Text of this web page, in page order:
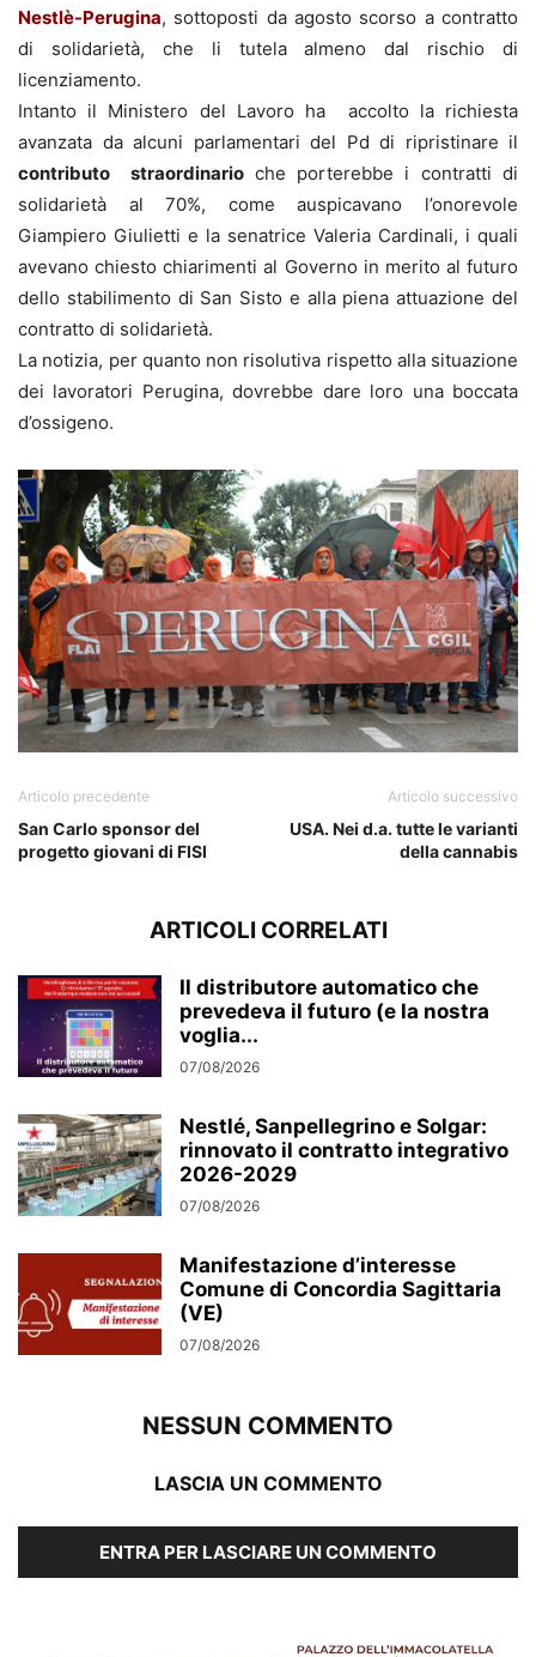
Nestlè-Perugina, sottoposti da agosto scorso a contratto
di solidarietà, che li tutela almeno dal rischio di
licenziamento.
Intanto il Ministero del Lavoro ha accolto la richiesta
avanzata da alcuni parlamentari del Pd di ripristinare il
contributo straordinarioche porterebbe i contratti di
solidarietà al 70%, come auspicavano l’onorevole
Giampiero Giulietti e la senatrice Valeria Cardinali, i quali
avevano chiesto chiarimenti al Governo in merito al futuro
dello stabilimento di San Sisto e alla piena attuazione del
contratto di solidarietà.
La notizia, per quanto non risolutiva rispetto alla situazione
dei lavoratori Perugina, dovrebbe dare loro una boccata
d’ossigeno.
Articolo precedente
San Carlo sponsor del
progetto giovani di FISI
Articolo successivo
USA. Nei d.a. tutte le varianti
della cannabis
ARTICOLI CORRELATI
Il distributore automatico che
prevedeva il futuro (e la nostra
voglia...
07/08/2026
Nestlé, Sanpellegrino e Solgar:
rinnovato il contratto integrativo
2026-2029
07/08/2026
Manifestazione d’interesse
Comune di Concordia Sagittaria
(VE)
07/08/2026
NESSUN COMMENTO
LASCIA UN COMMENTO
ENTRA PER LASCIARE UN COMMENTO